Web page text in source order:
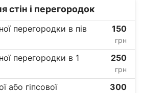
стін і перегородок
перегородки в пів
150
грн
перегородки в 1
250
грн
або гіпсової
300